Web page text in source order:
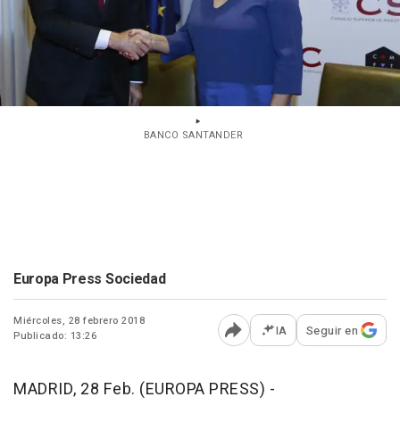
BANCO SANTANDER
Europa Press Sociedad
Miércoles, 28 febrero 2018
Publicado: 13:26
Abrir opciones para
IA Seguir en
MADRID, 28 Feb. (EUROPA PRESS) -